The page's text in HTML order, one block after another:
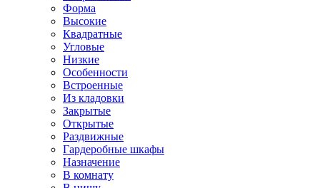
Форма
Высокие
Квадратные
Угловые
Низкие
Особенности
Встроенные
Из кладовки
Закрытые
Открытые
Раздвижные
Гардеробные шкафы
Назначение
В комнату